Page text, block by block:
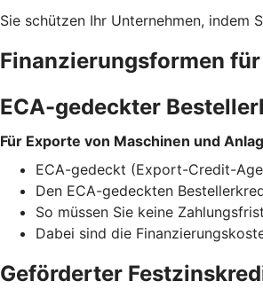
Sie schützen Ihr Unternehmen, indem
Finanzierungsformen
ECA-gedeckter
Für Exporte von Maschinen und
ECA-gedeckt (Export-Credit-
Den ECA-gedeckten
So müssen Sie keine
Dabei sind die
Geförderter